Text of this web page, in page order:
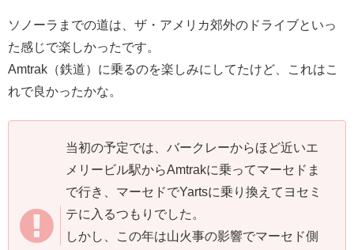
ソノーラまでの道は、ザ・アメリカ郊外のドライブといっ
た感じで楽しかったです。
Amtrak（鉄道）に乗るのを楽しみにしてたけど、これはこ
れで良かったかな。
当初の予定では、バークレーからほど近いエ
メリービル駅からAmtrakに乗ってマーセドま
で行き、マーセドでYartsに乗り換えてヨセミ
テに入るつもりでした。
しかし、この年は山火事の影響でマーセド側